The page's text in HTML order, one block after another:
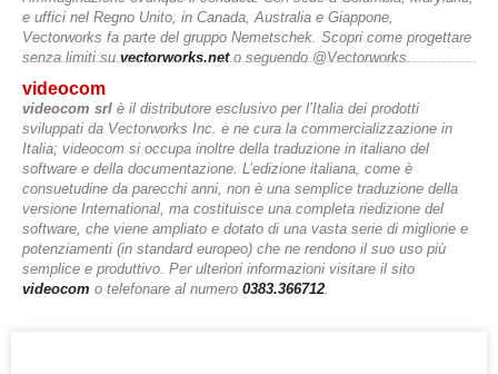
e uffici nel Regno Unito, in Canada, Australia e Giappone,
Vectorworks fa parte del gruppo Nemetschek. Scopri come progettare
senza limiti suvectorworks.neto seguendo @Vectorworks.
videocom
videocom srl è il distributore esclusivo per l’Italia dei prodotti
sviluppati da Vectorworks Inc. e ne cura la commercializzazione in
Italia; videocom si occupa inoltre della traduzione in italiano del
software e della documentazione. L’edizione italiana, come è
consuetudine da parecchi anni, non è una semplice traduzione della
versione International, ma costituisce una completa riedizione del
software, che viene ampliato e dotato di una vasta serie di migliorie e
potenziamenti (in standard europeo) che ne rendono il suo uso più
semplice e produttivo. Per ulteriori informazioni visitare il sito
videocom o telefonare al numero 0383.366712.